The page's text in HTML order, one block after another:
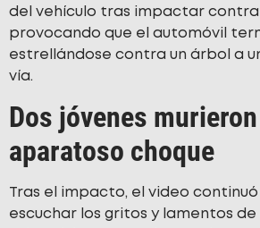
del vehículo tras impactar contra
provocando que el automóvil
estrellándose contra un árbol a
vía.
Dos jóvenes
aparatoso choque
Tras el impacto, el video
escuchar los gritos y lamentos de